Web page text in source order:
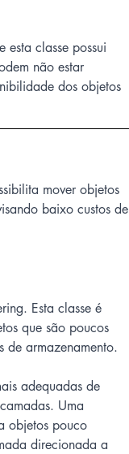
esta classe possui
não estar
dos objetos
mover objetos
baixo custos de
Esta classe é
que são poucos
de armazenamento.
adequadas de
Uma
objetos pouco
direcionada a